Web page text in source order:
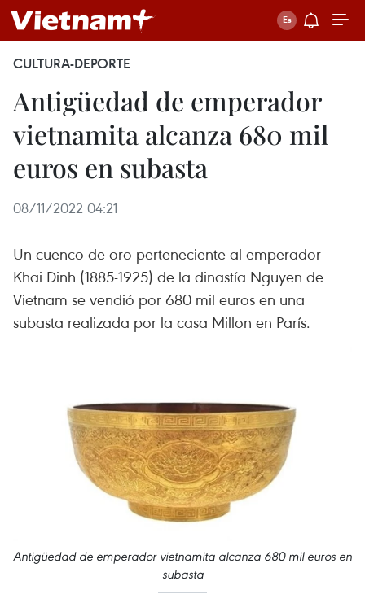
CULTURA-DEPORTE
Antigüedad de emperador
vietnamita alcanza 680 mil
euros en subasta
08/11/2022 04:21
Un cuenco de oro perteneciente al emperador
Khai Dinh (1885-1925) de la dinastía Nguyen de
Vietnam se vendió por 680 mil euros en una
subasta realizada por la casa Millon en París.
Antigüedad de emperador vietnamita alcanza 680 mil euros en
subasta